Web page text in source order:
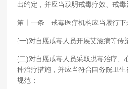
出约定，并应当载明戒毒疗效、戒毒
第十一条 戒毒医疗机构应当履行下
(一)对自愿戒毒人员开展艾滋病等传
(二)对自愿戒毒人员采取脱毒治疗、
种治疗措施，并应当符合国务院卫
规范；